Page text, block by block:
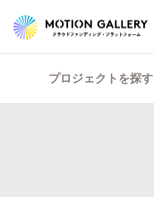
プロジェクトを探す